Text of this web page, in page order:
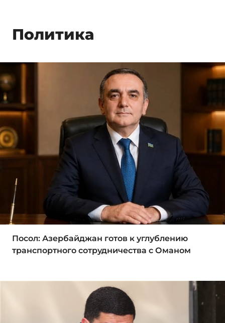
Политика
Посол: Азербайджан готов к углублению
транспортного сотрудничества с Оманом